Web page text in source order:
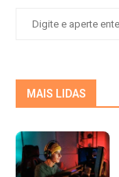
MAIS LIDAS